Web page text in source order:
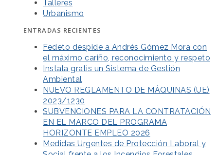
Talleres
Urbanismo
ENTRADAS RECIENTES
Fedeto despide a Andrés Gómez Mora con
el máximo cariño, reconocimiento y respeto
Instala gratis un Sistema de Gestión
Ambiental
NUEVO REGLAMENTO DE MÁQUINAS (UE)
2023/1230
SUBVENCIONES PARA LA CONTRATACIÓN
EN EL MARCO DEL PROGRAMA
HORIZONTE EMPLEO 2026
Medidas Urgentes de Protección Laboral y